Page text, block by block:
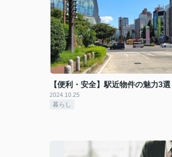
【便利・安全】駅近物件の魅力3選
2024.10.25
暮らし